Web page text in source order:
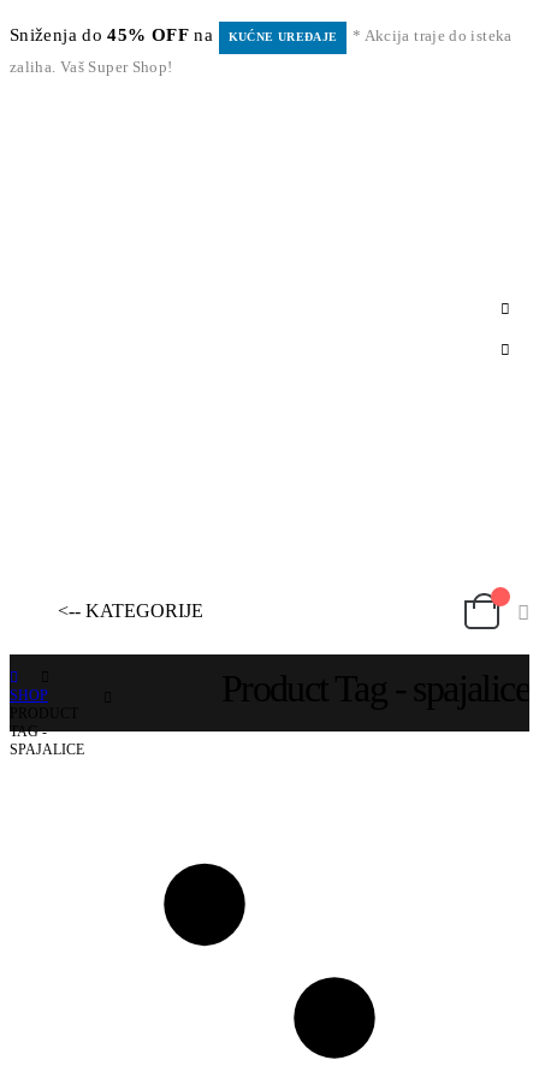
Sniženja do45% OFF na KUĆNE UREĐAJE
* Akcija traje do isteka
zaliha. Vaš Super Shop!
<-- KATEGORIJE
SHOP
TAG -
SPAJALICE